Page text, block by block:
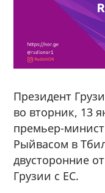
Президент
во вторник, 13
премьер-
Рыйвасом в
двусторонние
Грузии с ЕС.